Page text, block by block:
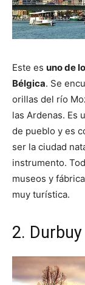
Este es uno de
Bélgica. Se
orillas del río
las Ardenas. Es
de pueblo y es
ser la ciudad
instrumento.
museos y
muy turística.
2. Durbuy